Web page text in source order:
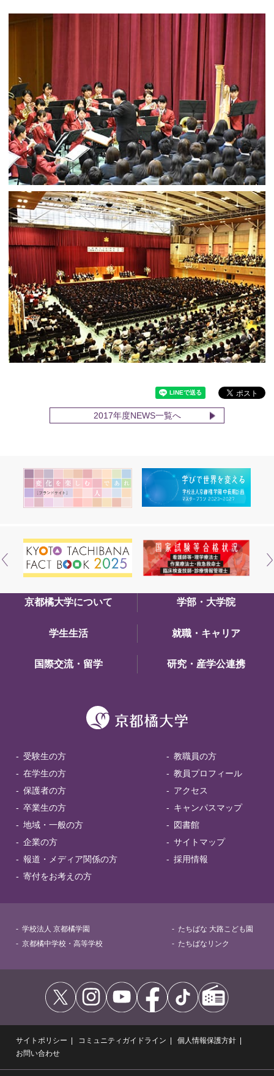
2017年度NEWS一覧へ
京都橘大学について 学部・大学院
学生生活 就職・キャリア
国際交流・留学 研究・産学公連携
受験生の方
在学生の方
保護者の方
卒業生の方
地域・一般の方
企業の方
報道・メディア関係の方
寄付をお考えの方
教職員の方
教員プロフィール
アクセス
キャンパスマップ
図書館
サイトマップ
採用情報
学校法人 京都橘学園
京都橘中学校・高等学校
たちばな 大路こども園
たちばなリンク
サイトポリシー コミュニティガイドライン
個人情報保護方針
お問い合わせ